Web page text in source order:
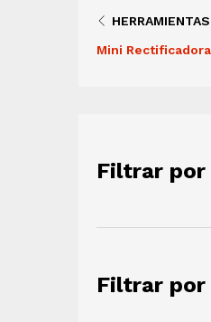
Mini
Filtrar
Filtrar por